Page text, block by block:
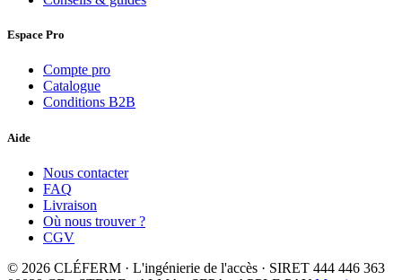
Espace Pro
Compte pro
Catalogue
Conditions B2B
Aide
Nous contacter
FAQ
Livraison
Où nous trouver ?
CGV
© 2026 CLÉFERM · L'ingénierie de l'accès · SIRET 444 446 363